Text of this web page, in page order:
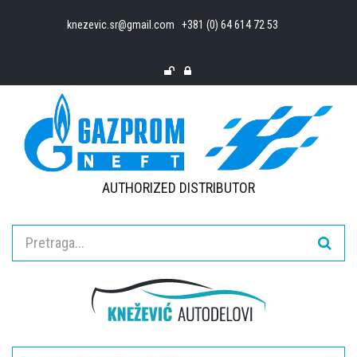
knezevic.sr@gmail.com +381 (0) 64 614 72 53
AUTHORIZED DISTRIBUTOR